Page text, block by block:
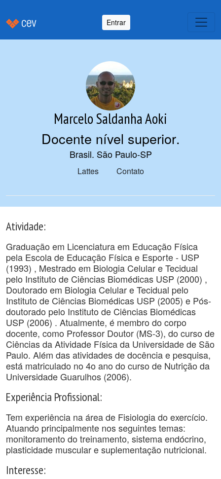
Entrar
Marcelo Saldanha Aoki
Docente nível superior.
Brasil. São Paulo-SP
Lattes Contato
Atividade:
Graduação em Licenciatura em Educação Física
pela Escola de Educação Física e Esporte - USP
(1993) , Mestrado em Biologia Celular e Tecidual
pelo Instituto de Ciências Biomédicas USP (2000) ,
Doutorado em Biologia Celular e Tecidual pelo
Instituto de Ciências Biomédicas USP (2005) e Pós-
doutorado pelo Instituto de Ciências Biomédicas
USP (2006) . Atualmente, é membro do corpo
docente, como Professor Doutor (MS-3), do curso de
Ciências da Atividade Física da Universidade de São
Paulo. Além das atividades de docência e pesquisa,
está matriculado no 4o ano do curso de Nutrição da
Universidade Guarulhos (2006).
Experiência Profissional:
Tem experiência na área de Fisiologia do exercício.
Atuando principalmente nos seguintes temas:
monitoramento do treinamento, sistema endócrino,
plasticidade muscular e suplementação nutricional.
Interesse: